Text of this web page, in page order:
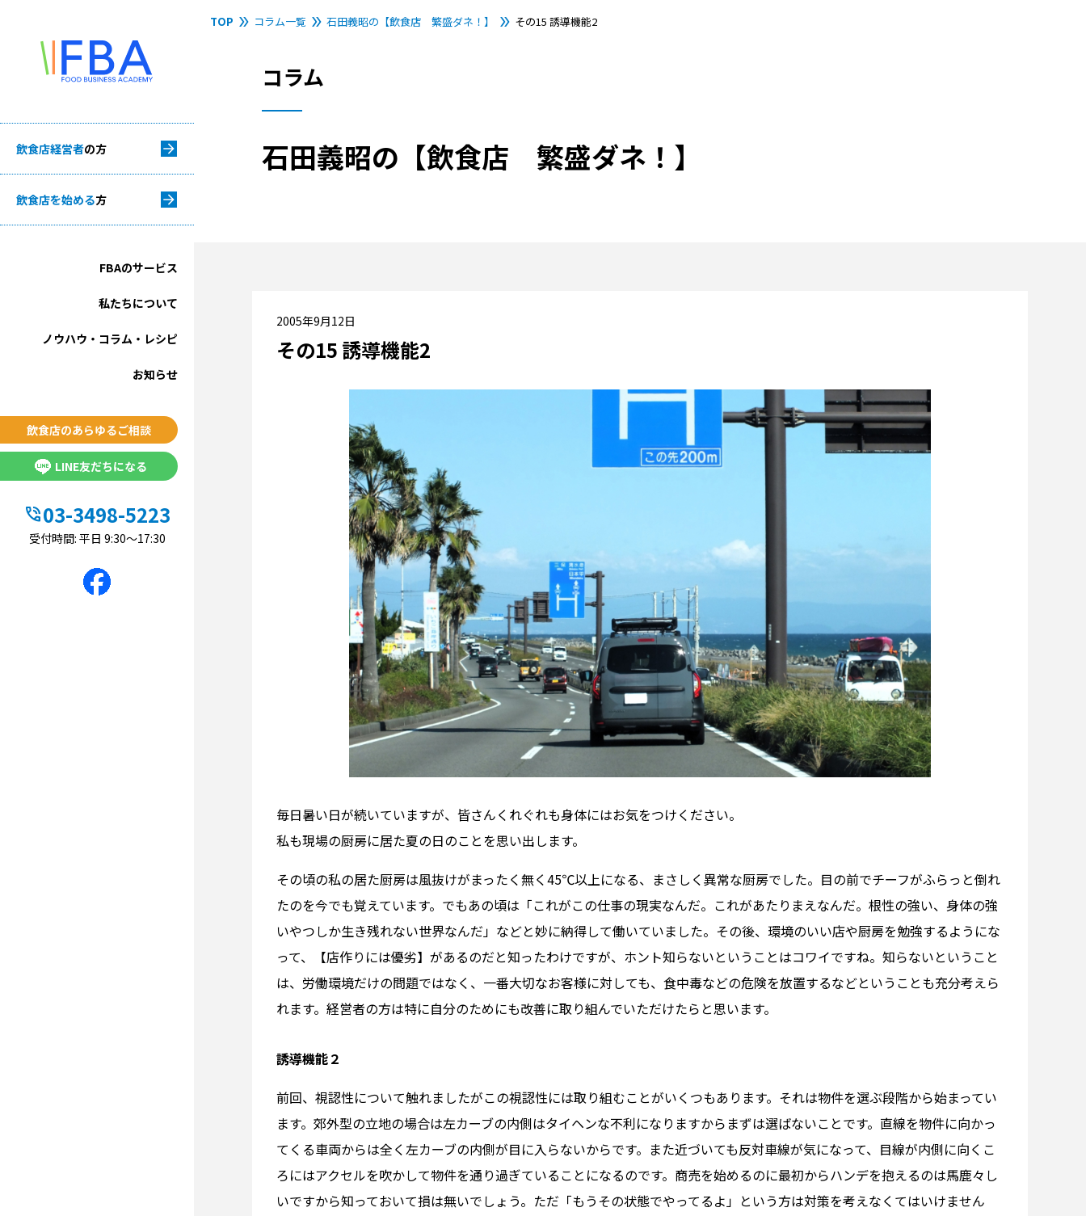
飲食店経営者の方
飲食店を始める方
FBAのサービス
私たちについて
ノウハウ・コラム・レシピ
お知らせ
飲食店のあらゆるご相談
LINE友だちになる
phone_in_talk03-3498-5223
受付時間: 平日 9:30〜17:30
TOP コラム一覧 石田義昭の【飲食店 繁盛ダネ！】 その15 誘導機能2
コラム
石田義昭の【飲食店 繁盛ダネ！】
2005年9月12日
その15 誘導機能2
毎日暑い日が続いていますが、皆さんくれぐれも身体にはお気をつけください。
私も現場の厨房に居た夏の日のことを思い出します。
その頃の私の居た厨房は風抜けがまったく無く45℃以上になる、まさしく異常な厨房でした。目の前でチーフがふらっと倒れ
たのを今でも覚えています。でもあの頃は「これがこの仕事の現実なんだ。これがあたりまえなんだ。根性の強い、身体の強
いやつしか生き残れない世界なんだ」などと妙に納得して働いていました。その後、環境のいい店や厨房を勉強するようにな
って、【店作りには優劣】があるのだと知ったわけですが、ホント知らないということはコワイですね。知らないということ
は、労働環境だけの問題ではなく、一番大切なお客様に対しても、食中毒などの危険を放置するなどということも充分考えら
れます。経営者の方は特に自分のためにも改善に取り組んでいただけたらと思います。
誘導機能２
前回、視認性について触れましたがこの視認性には取り組むことがいくつもあります。それは物件を選ぶ段階から始まってい
ます。郊外型の立地の場合は左カーブの内側はタイヘンな不利になりますからまずは選ばないことです。直線を物件に向かっ
てくる車両からは全く左カーブの内側が目に入らないからです。また近づいても反対車線が気になって、目線が内側に向くこ
ろにはアクセルを吹かして物件を通り過ぎていることになるのです。商売を始めるのに最初からハンデを抱えるのは馬鹿々し
いですから知っておいて損は無いでしょう。ただ「もうその状態でやってるよ」という方は対策を考えなくてはいけません